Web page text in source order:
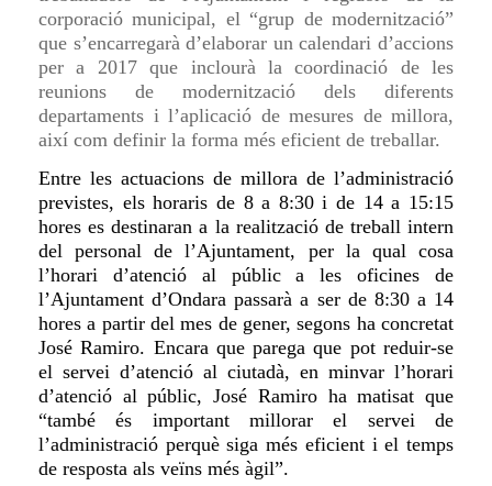
corporació municipal, el “grup de modernització”
que s’encarregarà d’elaborar un calendari d’accions
per a 2017 que inclourà la coordinació de les
reunions de modernització dels diferents
departaments i l’aplicació de mesures de millora,
així com definir la forma més eficient de treballar.
Entre les actuacions de millora de l’administració
previstes, els horaris de 8 a 8:30 i de 14 a 15:15
hores es destinaran a la realització de treball intern
del personal de l’Ajuntament, per la qual cosa
l’horari d’atenció al públic a les oficines de
l’Ajuntament d’Ondara passarà a ser de 8:30 a 14
hores a partir del mes de gener, segons ha concretat
José Ramiro. Encara que parega que pot reduir-se
el servei d’atenció al ciutadà, en minvar l’horari
d’atenció al públic, José Ramiro ha matisat que
“també és important millorar el servei de
l’administració perquè siga més eficient i el temps
de resposta als veïns més àgil”.